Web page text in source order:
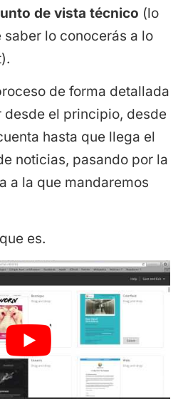
de vista técnico (lo
lo conocerás a lo
de forma detallada
desde el principio, desde
hasta que llega el
noticias, pasando por la
a la que mandaremos
es.